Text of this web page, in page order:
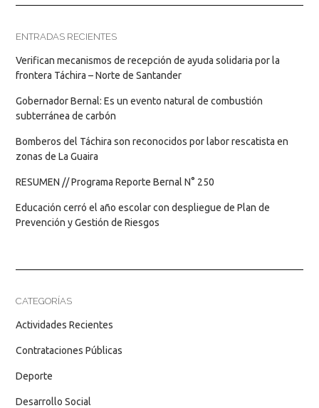
ENTRADAS RECIENTES
Verifican mecanismos de recepción de ayuda solidaria por la
frontera Táchira – Norte de Santander
Gobernador Bernal: Es un evento natural de combustión
subterránea de carbón
Bomberos del Táchira son reconocidos por labor rescatista en
zonas de La Guaira
RESUMEN // Programa Reporte Bernal N° 250
Educación cerró el año escolar con despliegue de Plan de
Prevención y Gestión de Riesgos
CATEGORÍAS
Actividades Recientes
Contrataciones Públicas
Deporte
Desarrollo Social